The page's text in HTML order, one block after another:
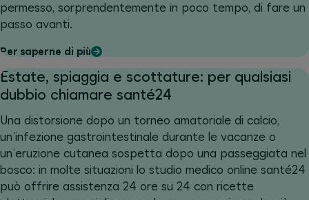
permesso, sorprendentemente in poco tempo, di fare un
passo avanti.
Per saperne di più
Estate, spiaggia e scottature: per qualsiasi
dubbio chiamare santé24
Una distorsione dopo un torneo amatoriale di calcio,
un’infezione gastrointestinale durante le vacanze o
un’eruzione cutanea sospetta dopo una passeggiata nel
bosco: in molte situazioni lo studio medico online santé24
può offrire assistenza 24 ore su 24 con ricette